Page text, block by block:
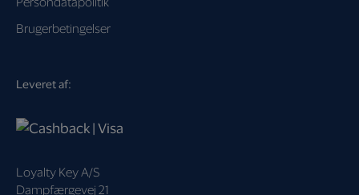
Leveret af:
Loyalty Key A/S
Dampfærgevej 21
Brugerbetingelser